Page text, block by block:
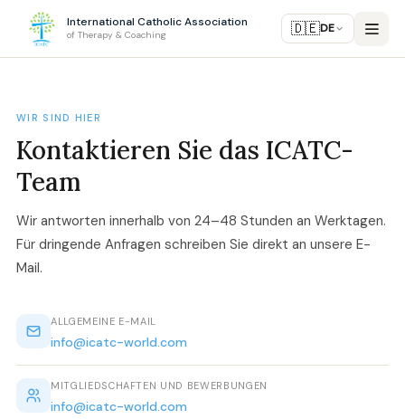
International Catholic Association
of Therapy & Coaching 🇩🇪DE
WIR SIND HIER
Kontaktieren Sie das ICATC-
Team
Wir antworten innerhalb von 24–48 Stunden an Werktagen.
Für dringende Anfragen schreiben Sie direkt an unsere E-
Mail.
ALLGEMEINE E-MAIL
info@icatc-world.com
MITGLIEDSCHAFTEN UND BEWERBUNGEN
info@icatc-world.com